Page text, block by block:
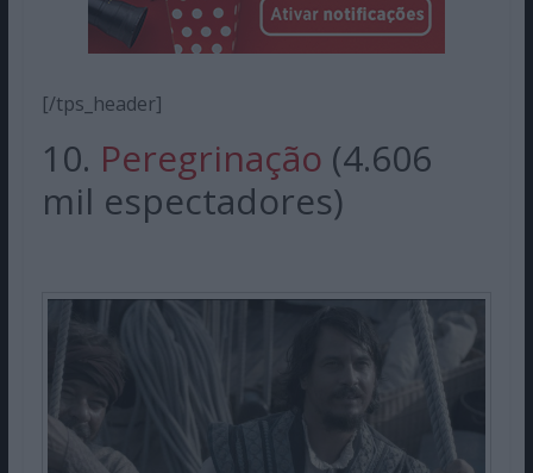
[/tps_header]
10. Peregrinação (4.606
mil espectadores)